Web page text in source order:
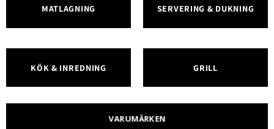
MATLAGNING SERVERING & DUKNING
KÖK & INREDNING GRILL
VARUMÄRKEN